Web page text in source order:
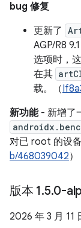
bug 修复
更新了
AGP/R8
选项时，
在其
载。（
新功能- 新增了
对已 root 的设
b/468039042）
版本 1.5.0-
2026 年 3 月 11